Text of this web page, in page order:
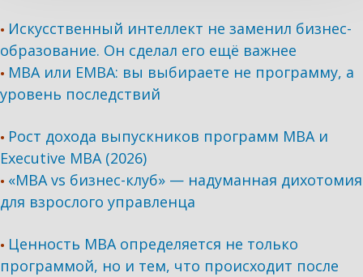
• Искусственный интеллект не заменил бизнес-
образование. Он сделал его ещё важнее
• MBA или EMBA: вы выбираете не программу, а
уровень последствий
• Рост дохода выпускников программ МВА и
Executive MBA (2026)
• «MBA vs бизнес-клуб» — надуманная дихотомия
для взрослого управленца
• Ценность MBA определяется не только
программой, но и тем, что происходит после